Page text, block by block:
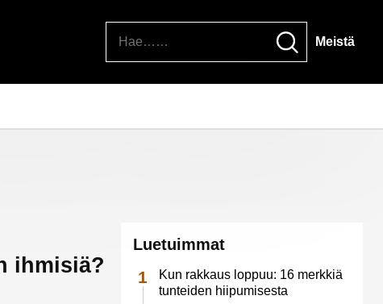
Meistä
ihmisiä?
Luetuimmat
Kun rakkaus loppuu: 16 merkkiä
tunteiden hiipumisesta